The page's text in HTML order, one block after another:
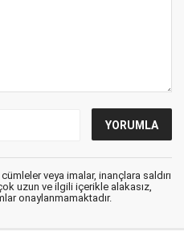
veya imalar, inançlara saldırı
uzun ve ilgili içerikle alakasız,
onaylanmamaktadır.